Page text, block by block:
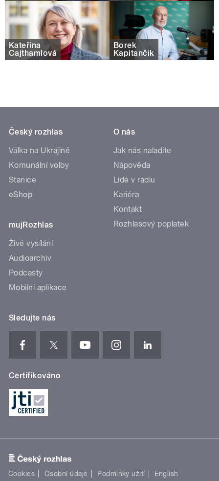
Kateřina
Cajthamlová
Borek
Kapitančik
Český rozhlas
Válka na Ukrajině
Komunální volby
Stanice
eShop
mujRozhlas
Živé vysílání
Audioarchiv
Podcasty
Mobilní aplikace
O nás
Jak nás naladíte
Nápověda
Lidé v rádiu
Kariéra
Kontakt
Rozhlasový poplatek
Sledujte nás
Certifikováno
Cookies Osobní údaje Podmínky užití English